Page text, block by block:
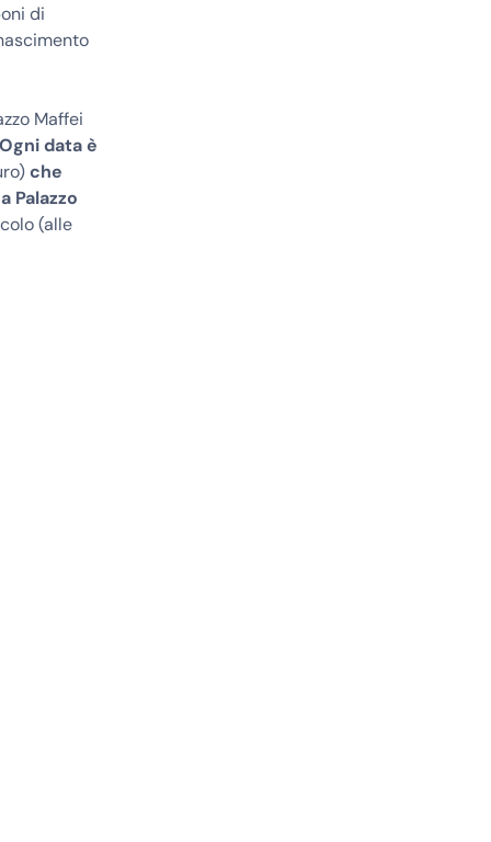
di
Maffei
Ogni data è
che
Palazzo
(alle